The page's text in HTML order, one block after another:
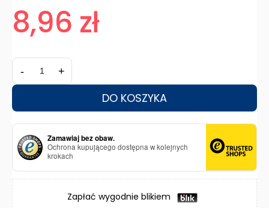
8,96 zł
- +
DO KOSZYKA
Zamawiaj bez obaw.
Ochrona kupującego dostępna w kolejnych
krokach
Zapłać wygodnie blikiem